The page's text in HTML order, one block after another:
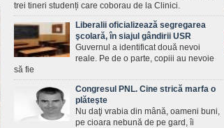
trei tineri studenți care coborau de la Clinici.
Liberalii oficializează segregarea
şcolară, în siajul gândirii USR
Guvernul a identificat două nevoi
reale. Pe de o parte, copiii au nevoie
să fie
Congresul PNL. Cine strică marfa o
plăteşte
Nu daţi vrabia din mână, oameni buni,
pe cioara nebună de pe gard, îi